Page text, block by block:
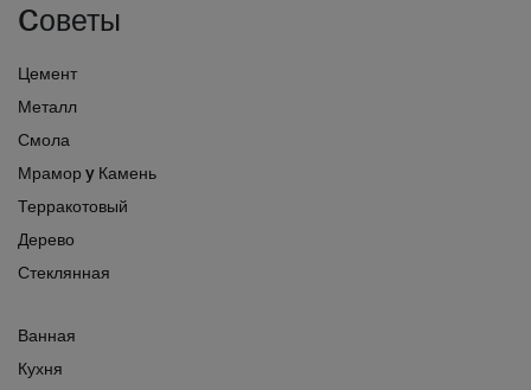
Cоветы
Цемент
Металл
Смола
Мрамор y Камень
Терракотовый
Дерево
Стеклянная
Ванная
Кухня